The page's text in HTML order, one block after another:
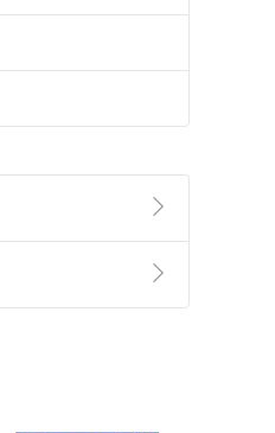
形媒介提供之數位